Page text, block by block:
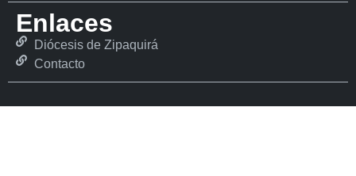
Enlaces
Diócesis de Zipaquirá
Contacto